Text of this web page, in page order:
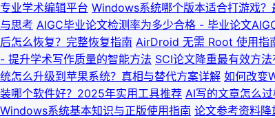
专业学术编辑平台 Windows系统哪个版本适合打游戏？
与思考 AIGC毕业论文检测率为多少合格 - 毕业论文
后怎么恢复？完整恢复指南 AirDroid 无需 Root 使用指
- 提升学术写作质量的智能方法 SCI论文降重最有效方
统怎么升级到苹果系统？真相与替代方案详解 如何改变
装哪个软件好？2025年实用工具推荐 AI写的文章怎么
Windows系统基本知识与正版使用指南 论文参考资料